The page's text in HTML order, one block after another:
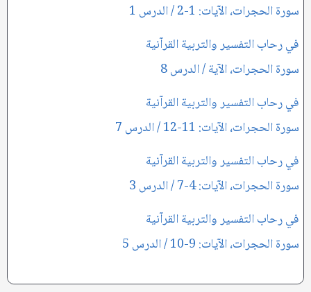
سورة الحجرات، الآيات: 1-2 / الدرس 1
في رحاب التفسير والتربية القرآنية
سورة الحجرات، الآية / الدرس 8
في رحاب التفسير والتربية القرآنية
سورة الحجرات، الآيات: 11-12 / الدرس 7
في رحاب التفسير والتربية القرآنية
سورة الحجرات، الآيات: 4-7 / الدرس 3
في رحاب التفسير والتربية القرآنية
سورة الحجرات، الآيات: 9-10 / الدرس 5